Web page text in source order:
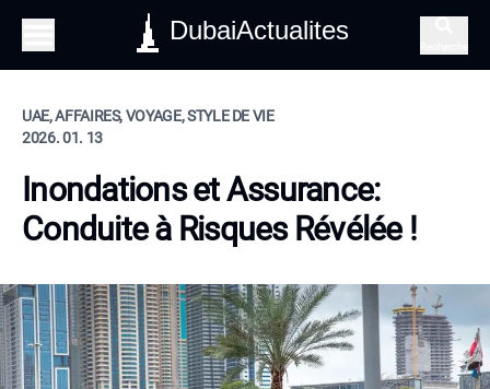
DubaiActualites
UAE, AFFAIRES, VOYAGE, STYLE DE VIE
2026. 01. 13
Inondations et Assurance:
Conduite à Risques Révélée !